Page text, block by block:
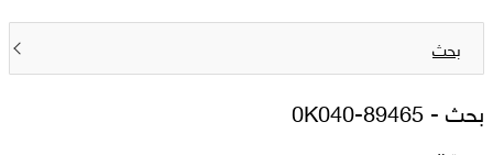
بحث
بحث -89465-0K040